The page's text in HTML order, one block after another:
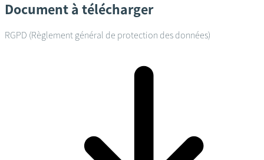
Document à télécharger
RGPD (Règlement général de protection des données)